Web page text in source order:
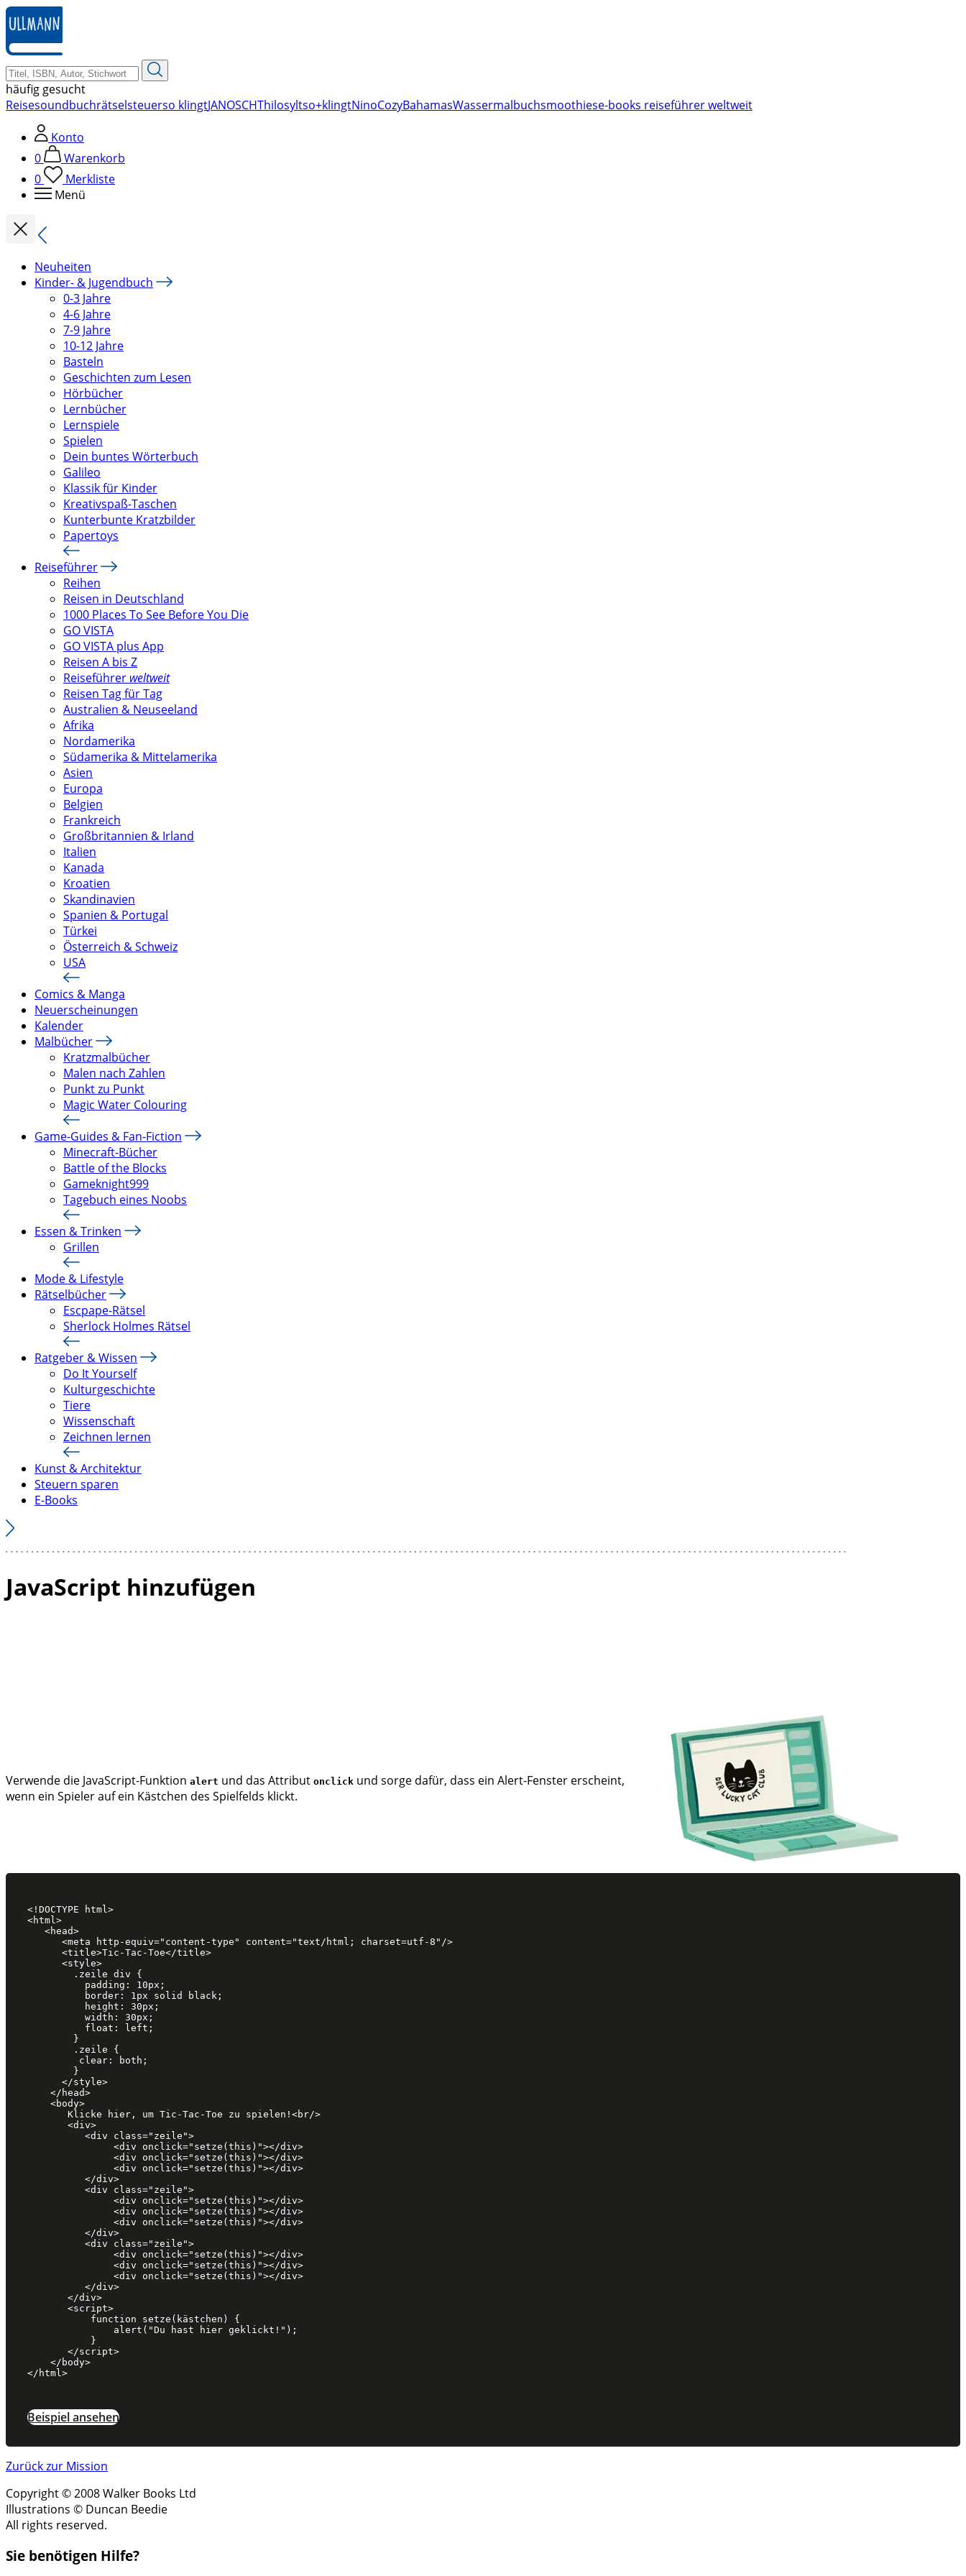
zum
Hauptinhalt
springen
häufig gesucht
Reisesoundbuchrätselsteuerso klingtJANOSCHThilosyltso+klingtNinoCozyBahamasWassermalbuchsmoothiese-books reiseführer weltweit
Konto
0
Warenkorb
0
Merkliste
Menü
Neuheiten
Kinder- & Jugendbuch
0-3 Jahre
4-6 Jahre
7-9 Jahre
10-12 Jahre
Basteln
Geschichten zum Lesen
Hörbücher
Lernbücher
Lernspiele
Spielen
Dein buntes Wörterbuch
Galileo
Klassik für Kinder
Kreativspaß-Taschen
Kunterbunte Kratzbilder
Papertoys
Reiseführer
Reihen
Reisen in Deutschland
1000 Places To See Before You Die
GO VISTA
GO VISTA plus App
Reisen A bis Z
Reiseführer weltweit
Reisen Tag für Tag
Australien & Neuseeland
Afrika
Nordamerika
Südamerika & Mittelamerika
Asien
Europa
Belgien
Frankreich
Großbritannien & Irland
Italien
Kanada
Kroatien
Skandinavien
Spanien & Portugal
Türkei
Österreich & Schweiz
USA
Comics & Manga
Neuerscheinungen
Kalender
Malbücher
Kratzmalbücher
Malen nach Zahlen
Punkt zu Punkt
Magic Water Colouring
Game-Guides & Fan-Fiction
Minecraft-Bücher
Battle of the Blocks
Gameknight999
Tagebuch eines Noobs
Essen & Trinken
Grillen
Mode & Lifestyle
Rätselbücher
Escpape-Rätsel
Sherlock Holmes Rätsel
Ratgeber & Wissen
Do It Yourself
Kulturgeschichte
Tiere
Wissenschaft
Zeichnen lernen
Kunst & Architektur
Steuern sparen
E-Books
JavaScript hinzufügen
Verwende die JavaScript-Funktion alert und das Attribut onclick und sorge dafür, dass ein Alert-Fenster erscheint,
wenn ein Spieler auf ein Kästchen des Spielfelds klickt.
<!DOCTYPE html>
<html>
Beispiel ansehen
Zurück zur Mission
Copyright © 2008 Walker Books Ltd
Illustrations © Duncan Beedie
All rights reserved.
Sie benötigen Hilfe?